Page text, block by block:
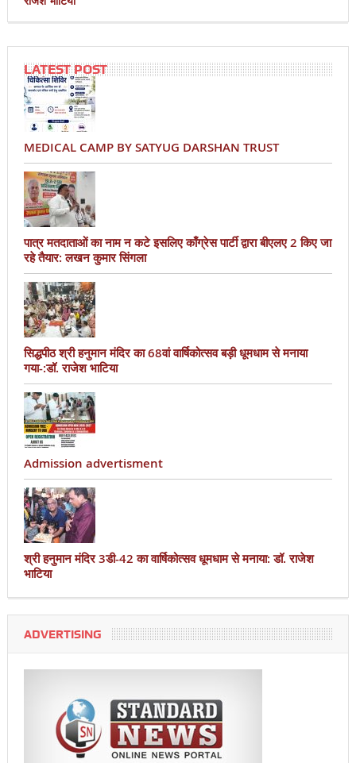
LATEST POST
MEDICAL CAMP BY SATYUG DARSHAN TRUST
पात्र मतदाताओं का नाम न कटे इसलिए काँग्रेस पार्टी द्वारा बीएलए 2 किए जा
रहे तैयार: लखन कुमार सिंगला
सिद्धपीठ श्री हनुमान मंदिर का 68वां वार्षिकोत्सव बड़ी धूमधाम से मनाया
गया-:डॉ. राजेश भाटिया
Admission advertisment
श्री हनुमान मंदिर 3डी-42 का वार्षिकोत्सव धूमधाम से मनाया: डॉ. राजेश
भाटिया
ADVERTISING